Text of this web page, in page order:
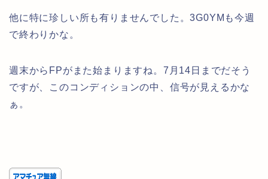
他に特に珍しい所も有りませんでした。3G0YMも今週
で終わりかな。
週末からFPがまた始まりますね。7月14日までだそう
ですが、このコンディションの中、信号が見えるかな
ぁ。